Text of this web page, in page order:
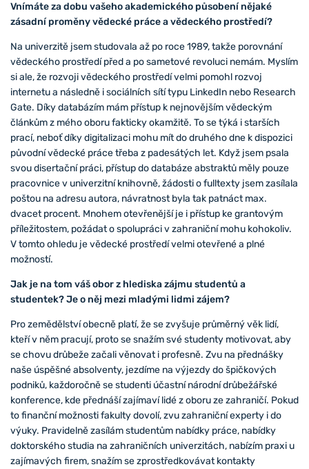
Vnímáte za dobu vašeho akademického působení nějaké
zásadní proměny vědecké práce a vědeckého prostředí?
Na univerzitě jsem studovala až po roce 1989, takže porovnání
vědeckého prostředí před a po sametové revoluci nemám. Myslím
si ale, že rozvoji vědeckého prostředí velmi pomohl rozvoj
internetu a následně i sociálních sítí typu LinkedIn nebo Research
Gate. Díky databázím mám přístup k nejnovějším vědeckým
článkům z mého oboru fakticky okamžitě. To se týká i starších
prací, neboť díky digitalizaci mohu mít do druhého dne k dispozici
původní vědecké práce třeba z padesátých let. Když jsem psala
svou disertační práci, přístup do databáze abstraktů měly pouze
pracovnice v univerzitní knihovně, žádosti o fulltexty jsem zasílala
poštou na adresu autora, návratnost byla tak patnáct max.
dvacet procent. Mnohem otevřenější je i přístup ke grantovým
příležitostem, požádat o spolupráci v zahraniční mohu kohokoliv.
V tomto ohledu je vědecké prostředí velmi otevřené a plné
možností.
Jak je na tom váš obor z hlediska zájmu studentů a
studentek? Je o něj mezi mladými lidmi zájem?
Pro zemědělství obecně platí, že se zvyšuje průměrný věk lidí,
kteří v něm pracují, proto se snažím své studenty motivovat, aby
se chovu drůbeže začali věnovat i profesně. Zvu na přednášky
naše úspěšné absolventy, jezdíme na výjezdy do špičkových
podniků, každoročně se studenti účastní národní drůbežářské
konference, kde přednáší zajímaví lidé z oboru ze zahraničí. Pokud
to finanční možnosti fakulty dovolí, zvu zahraniční experty i do
výuky. Pravidelně zasílám studentům nabídky práce, nabídky
doktorského studia na zahraničních univerzitách, nabízím praxi u
zajímavých firem, snažím se zprostředkovávat kontakty